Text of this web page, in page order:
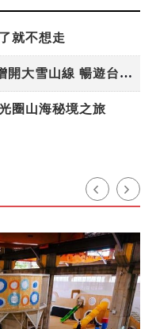
就不想走
台灣好行／新路線！下半年增開大雪山線 暢遊台中更便利
圈山海秘境之旅